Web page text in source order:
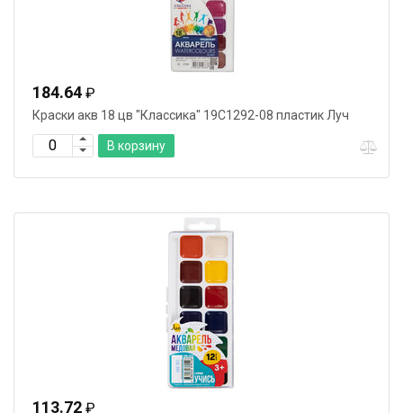
184.64 ₽
Краски акв 18 цв "Классика" 19С1292-08 пластик Луч
В корзину
113.72 ₽